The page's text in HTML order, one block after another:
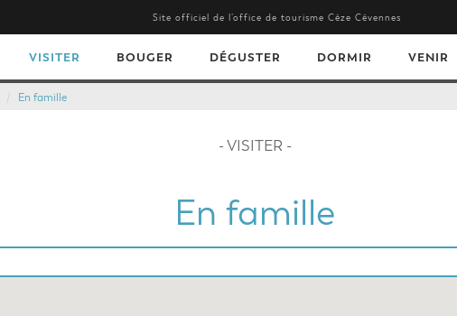
Site officiel de l’office de tourisme Cèze Cévennes
VISITER BOUGER DÉGUSTER DORMIR VENIR
En famille
- VISITER -
En famille